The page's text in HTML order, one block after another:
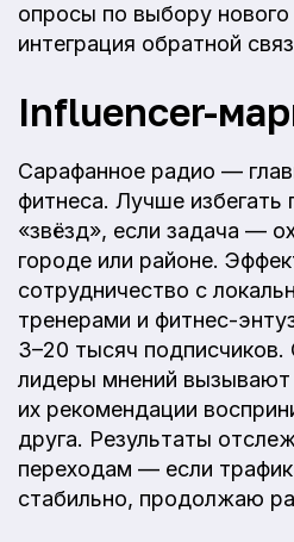
опросы по выбору нового
интеграция обратной
Influencer-
Сарафанное радио —
фитнеса. Лучше избегать
«звёзд», если задача —
городе или районе.
сотрудничество с
тренерами и фитнес-
3–20 тысяч
лидеры мнений
их рекомендации
друга. Результаты
переходам — если
стабильно, продолжаю